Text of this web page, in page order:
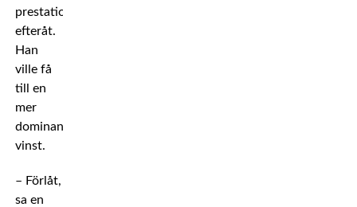
prestation
efteråt.
Han
ville få
till en
mer
dominant
vinst.
– Förlåt,
sa en